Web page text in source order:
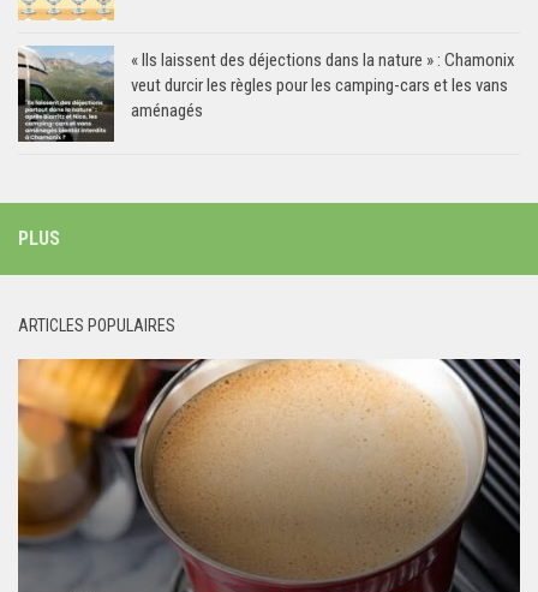
« Ils laissent des déjections dans la nature » : Chamonix
veut durcir les règles pour les camping-cars et les vans
aménagés
PLUS
ARTICLES POPULAIRES